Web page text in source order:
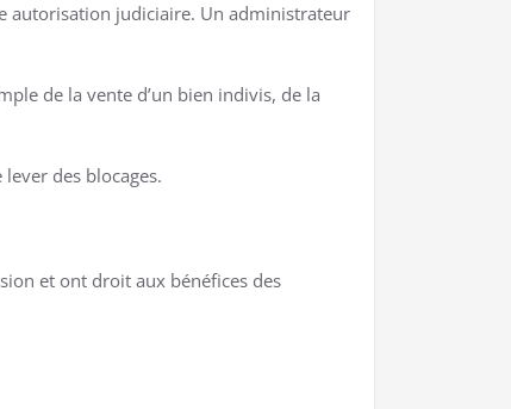
autorisation judiciaire. Un administrateur
de la vente d’un bien indivis, de la
des blocages.
et ont droit aux bénéfices des